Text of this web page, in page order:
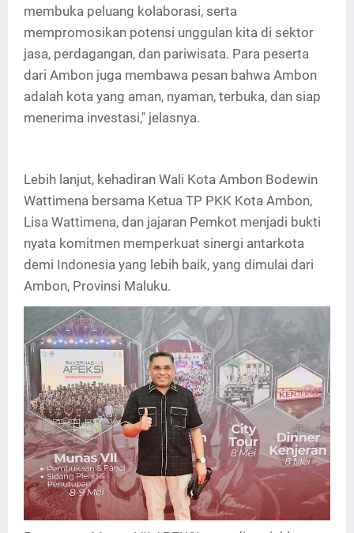
membuka peluang kolaborasi, serta
mempromosikan potensi unggulan kita di sektor
jasa, perdagangan, dan pariwisata. Para peserta
dari Ambon juga membawa pesan bahwa Ambon
adalah kota yang aman, nyaman, terbuka, dan siap
menerima investasi," jelasnya.
Lebih lanjut, kehadiran Wali Kota Ambon Bodewin
Wattimena bersama Ketua TP PKK Kota Ambon,
Lisa Wattimena, dan jajaran Pemkot menjadi bukti
nyata komitmen memperkuat sinergi antarkota
demi Indonesia yang lebih baik, yang dimulai dari
Ambon, Provinsi Maluku.